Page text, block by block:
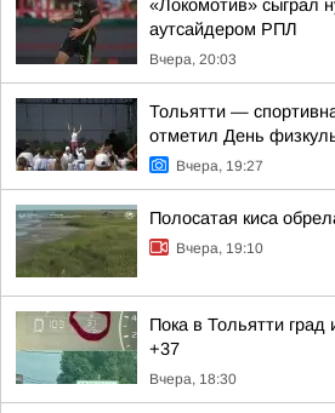
«Локомотив» сыграл
аутсайдером РПЛ
Вчера, 20:03
Тольятти —
отметил День
Вчера, 19:27
Полосатая киса
Вчера, 19:10
Пока в Тольятти
+37
Вчера, 18:30